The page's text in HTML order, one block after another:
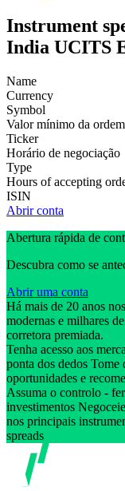
Instrument
India UCITS
Name
Currency
Symbol
Valor mínimo da ordem
Ticker
Horário de negociação
Type
Hours of accepting
ISIN
Abrir conta
Abertura rápida de
Descubra como se
Abrir uma conta
Há mais de 20 anos
modernas e milhares
corretora premiada.
Tenha acesso aos
ponta dos dedos Tome
oportunidades e
Assuma o controlo -
investimentos
nos principais
spreads